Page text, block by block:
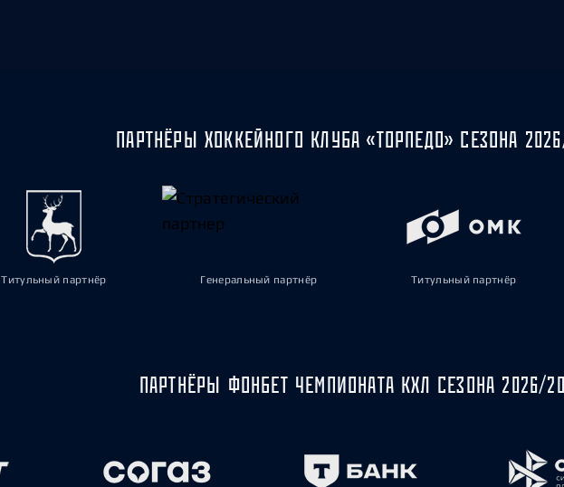
ПАРТНЁРЫ ХОККЕЙНОГО КЛУБА «ТОРПЕДО» СЕЗОНА
Титульный партнёр Генеральный партнёр Титульный партнёр
ПАРТНЁРЫ ФОНБЕТ ЧЕМПИОНАТА КХЛ СЕЗОНА 2026/